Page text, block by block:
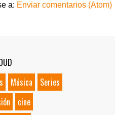
a: Enviar comentarios (Atom)
Música
Series
cine